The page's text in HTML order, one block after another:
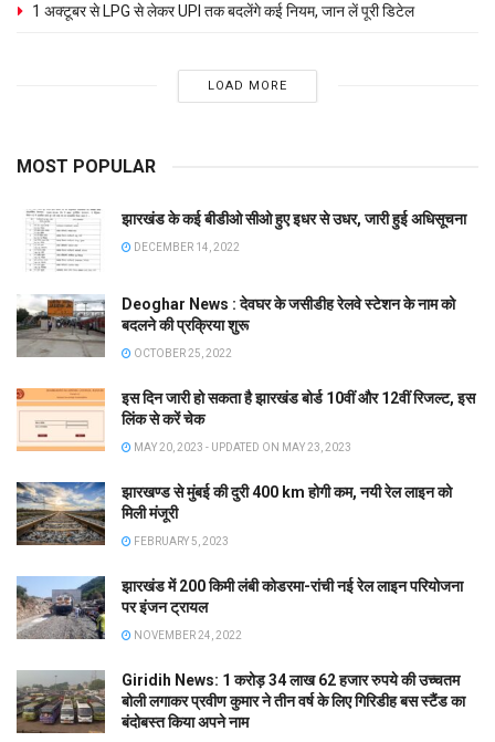
1 अक्टूबर से LPG से लेकर UPI तक बदलेंगे कई नियम, जान लें पूरी डिटेल
LOAD MORE
MOST POPULAR
झारखंड के कई बीडीओ सीओ हुए इधर से उधर, जारी हुई अधिसूचना
DECEMBER 14, 2022
Deoghar News : देवघर के जसीडीह रेलवे स्टेशन के नाम को
बदलने की प्रक्रिया शुरू
OCTOBER 25, 2022
इस दिन जारी हो सकता है झारखंड बोर्ड 10वीं और 12वीं रिजल्ट, इस
लिंक से करें चेक
MAY 20, 2023 - UPDATED ON MAY 23, 2023
झारखण्ड से मुंबई की दुरी 400 km होगी कम, नयी रेल लाइन को
मिली मंजूरी
FEBRUARY 5, 2023
झारखंड में 200 किमी लंबी कोडरमा-रांची नई रेल लाइन परियोजना
पर इंजन ट्रायल
NOVEMBER 24, 2022
Giridih News: 1 करोड़ 34 लाख 62 हजार रुपये की उच्चतम
बोली लगाकर प्रवीण कुमार ने तीन वर्ष के लिए गिरिडीह बस स्टैंड का
बंदोबस्त किया अपने नाम